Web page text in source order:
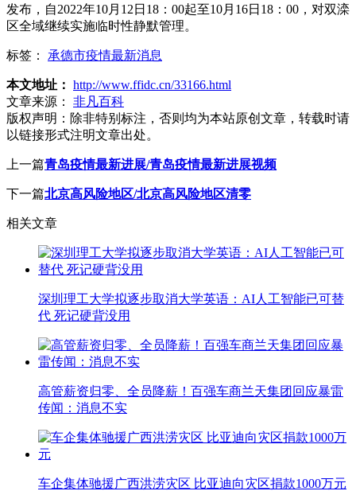
发布，自2022年10月12日18：00起至10月16日18：00，对双滦
区全域继续实施临时性静默管理。
标签： 承德市疫情最新消息
本文地址： http://www.ffidc.cn/33166.html
文章来源：
非凡百科
版权声明： 除非特别标注，否则均为本站原创文章，转载时请
以链接形式注明文章出处。
上一篇青岛疫情最新进展/青岛疫情最新进展视频
下一篇北京高风险地区/北京高风险地区清零
相关文章
深圳理工大学拟逐步取消大学英语：AI人工智能已可替
代 死记硬背没用
高管薪资归零、全员降薪！百强车商兰天集团回应暴雷
传闻：消息不实
车企集体驰援广西洪涝灾区 比亚迪向灾区捐款1000万元